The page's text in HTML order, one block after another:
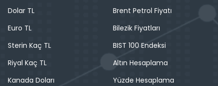
Dolar TL
Euro TL
Sterin Kaç TL
Riyal Kaç TL
Kanada Doları
Brent Petrol Fiyatı
Bilezik Fiyatları
BIST 100 Endeksi
Altın Hesaplama
Yüzde Hesaplama